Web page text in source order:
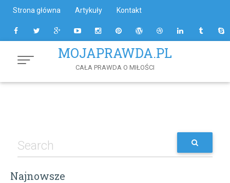
Content
Strona główna Artykuły Kontakt
MOJAPRAWDA.PL
CAŁA PRAWDA O MIŁOŚCI
Najnowsze